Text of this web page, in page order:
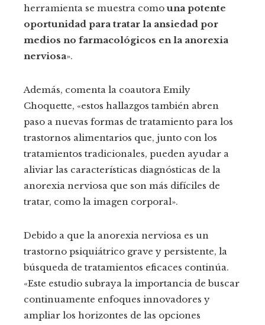
herramienta se muestra comouna potente
oportunidad para tratar la ansiedad por
medios no farmacológicos en la anorexia
nerviosa».
Además, comenta la coautora Emily
Choquette, «estos hallazgos también abren
paso a nuevas formas de tratamiento para los
trastornos alimentarios que, junto con los
tratamientos tradicionales, pueden ayudar a
aliviar las características diagnósticas de la
anorexia nerviosa que son más difíciles de
tratar, como la imagen corporal».
Debido a que la anorexia nerviosa es un
trastorno psiquiátrico grave y persistente, la
búsqueda de tratamientos eficaces continúa.
«Este estudio subraya la importancia de buscar
continuamente enfoques innovadores y
ampliar los horizontes de las opciones